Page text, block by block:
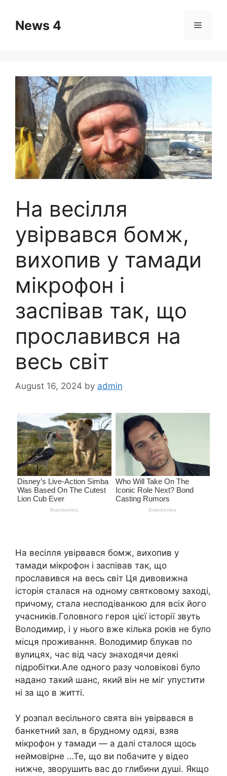
contentNews 4 Menu
На весілля
увірвався бомж,
вихопив у тамади
мікрофон і
заспівав так, що
прославився на
весь світ
August 16, 2024 by admin
На весілля увірвався бомж, вихопив у
тамади мікрофон і заспівав так, що
прославився на весь світ Ця дивовижна
історія сталася на одному святковому заході,
причому, стала несподіванкою для всіх його
учасників.Головного героя цієї історії звуть
Володимир, і у нього вже кілька років не було
місця проживання. Володимир блукав по
вулицях, час від часу знаходячи деякі
підробітки.Але одного разу чоловікові було
надано такий шанс, який він не міг упустити
ні за що в житті.
У розпал весільного свята він увірвався в
банкетний зал, в брудному одязі, взяв
мікрофон у тамади — а далі сталося щось
неймовірне …Те, що ви побачите у відео
нижче, зворушить вас до глибини душі. Якщо